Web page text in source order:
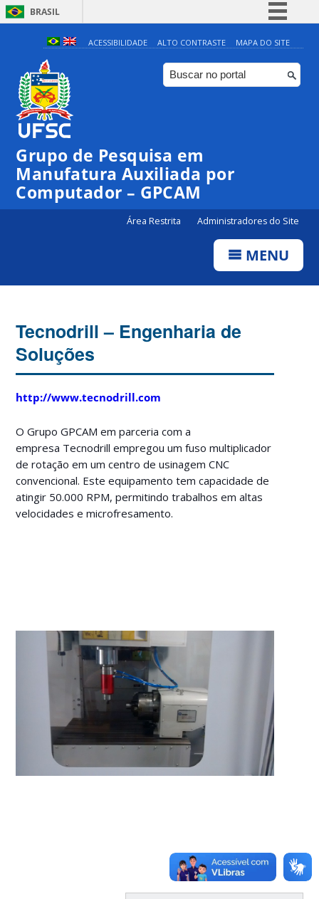
BRASIL
Simplifique!
Comunica BR
Participe
ACESSIBILIDADE ALTO CONTRASTE MAPA DO SITE
Grupo de Pesquisa em
Manufatura Auxiliada por
Computador – GPCAM
Área Restrita Administradores do Site
MENU
Tecnodrill – Engenharia de
Soluções
http://www.tecnodrill.com
O Grupo GPCAM em parceria com a
empresa Tecnodrill empregou um fuso multiplicador
de rotação em um centro de usinagem CNC
convencional. Este equipamento tem capacidade de
atingir 50.000 RPM, permitindo trabalhos em altas
velocidades e microfresamento.